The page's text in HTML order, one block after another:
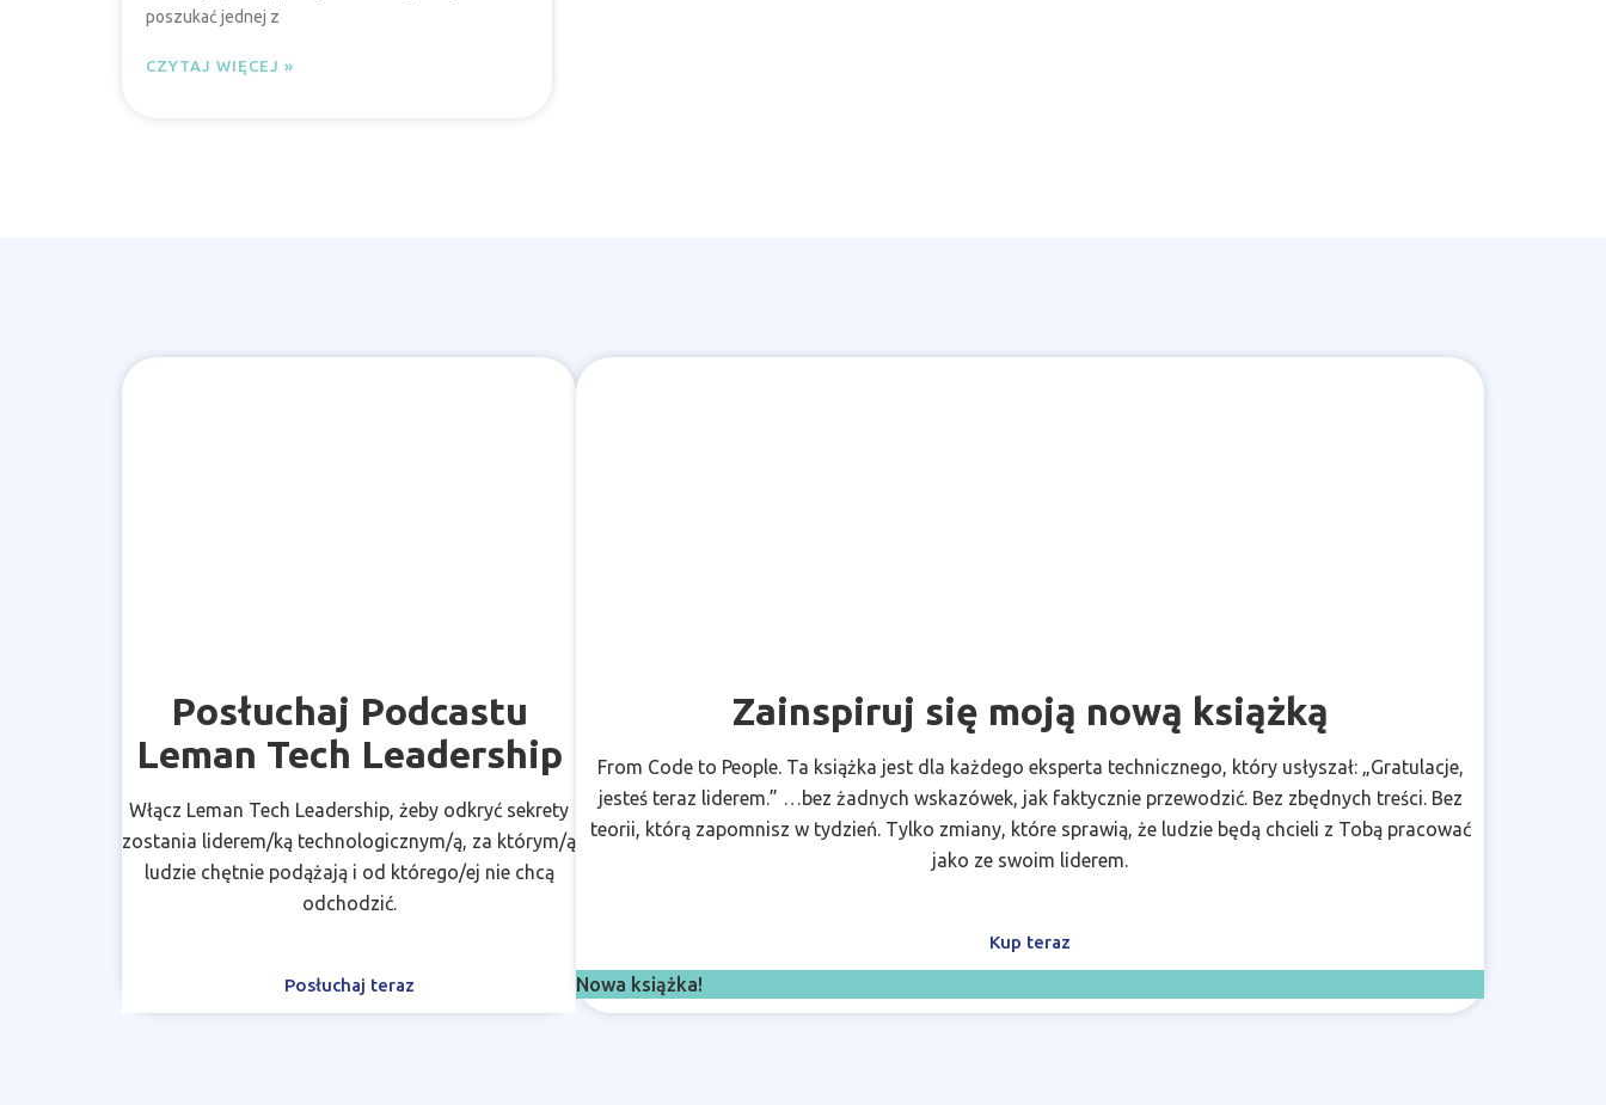
poszukać jednej z
CZYTAJ WIĘCEJ »
Posłuchaj Podcastu
Leman Tech Leadership
Włącz Leman Tech Leadership, żeby odkryć sekrety
zostania liderem/ką technologicznym/ą, za którym/ą
ludzie chętnie podążają i od którego/ej nie chcą
odchodzić.
Posłuchaj teraz
Zainspiruj się moją nową książką
From Code to People. Ta książka jest dla każdego eksperta technicznego, który usłyszał: „Gratulacje,
jesteś teraz liderem.” …bez żadnych wskazówek, jak faktycznie przewodzić. Bez zbędnych treści. Bez
teorii, którą zapomnisz w tydzień. Tylko zmiany, które sprawią, że ludzie będą chcieli z Tobą pracować
jako ze swoim liderem.
Kup teraz
Nowa książka!